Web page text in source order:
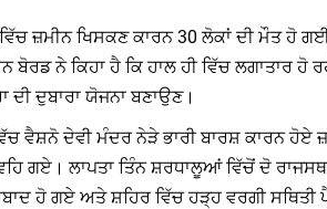
ਜ਼ਮੀਨ ਖਿਸਕਣ ਕਾਰਨ 30 ਲੋਕਾਂ ਦੀ ਮੌਤ
ਨੇ ਕਿਹਾ ਹੈ ਕਿ ਹਾਲ ਹੀ ਵਿੱਚ ਲਗਾਤਾਰ ਹੋ
ਦੀ ਦੁਬਾਰਾ ਯੋਜਨਾ ਬਣਾਉਣ।
ਦੇਵੀ ਮੰਦਰ ਨੇੜੇ ਭਾਰੀ ਬਾਰਸ਼ ਕਾਰਨ ਹੋਏ
ਗਏ। ਲਾਪਤਾ ਤਿੰਨ ਸ਼ਰਧਾਲੂਆਂ ਵਿੱਚੋਂ ਦੋ
ਹੋ ਗਏ ਅਤੇ ਸ਼ਹਿਰ ਵਿੱਚ ਹੜ੍ਹ ਵਰਗੀ ਸਥਿਤੀ